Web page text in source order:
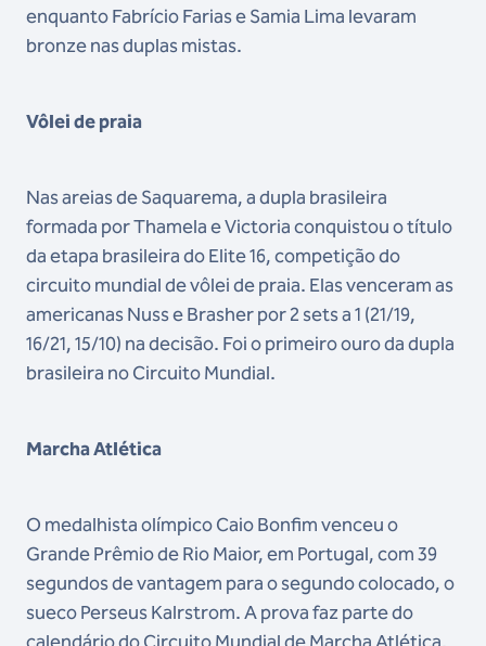
enquanto Fabrício Farias e Samia Lima levaram
bronze nas duplas mistas.
Vôlei de praia
Nas areias de Saquarema, a dupla brasileira
formada por Thamela e Victoria conquistou o título
da etapa brasileira do Elite 16, competição do
circuito mundial de vôlei de praia. Elas venceram as
americanas Nuss e Brasher por 2 sets a 1 (21/19,
16/21, 15/10) na decisão. Foi o primeiro ouro da dupla
brasileira no Circuito Mundial.
Marcha Atlética
O medalhista olímpico Caio Bonfim venceu o
Grande Prêmio de Rio Maior, em Portugal, com 39
segundos de vantagem para o segundo colocado, o
sueco Perseus Kalrstrom. A prova faz parte do